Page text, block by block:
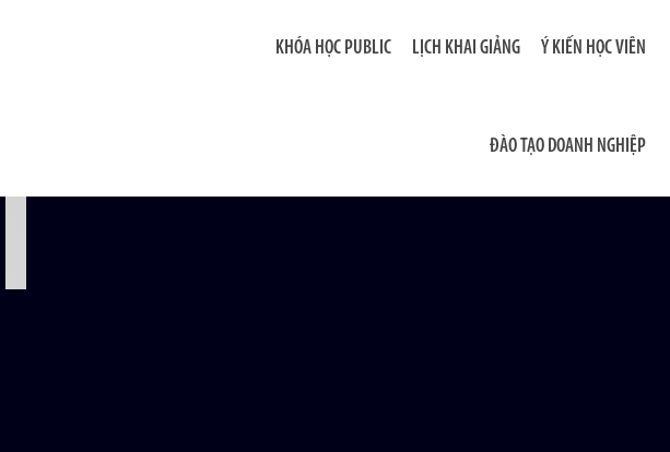
KHÓA HỌC PUBLIC LỊCH KHAI GIẢNG Ý KIẾN HỌC VIÊN
ĐÀO TẠO DOANH NGHIỆP